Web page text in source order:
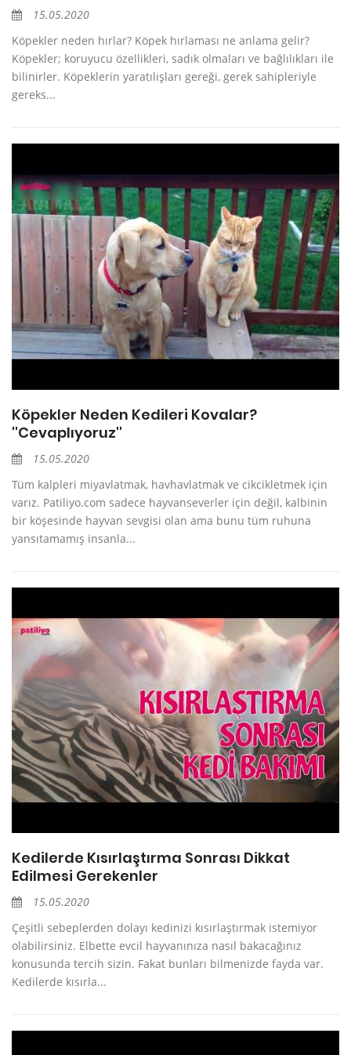
15.05.2020
Köpekler neden hırlar? Köpek hırlaması ne anlama gelir?
Köpekler; koruyucu özellikleri, sadık olmaları ve bağlılıkları ile
bilinirler. Köpeklerin yaratılışları gereği, gerek sahipleriyle
gereks...
Köpekler Neden Kedileri Kovalar?
''Cevaplıyoruz''
15.05.2020
Tüm kalpleri miyavlatmak, havhavlatmak ve cikcikletmek için
varız. Patiliyo.com sadece hayvanseverler için değil, kalbinin
bir köşesinde hayvan sevgisi olan ama bunu tüm ruhuna
yansıtamamış insanla...
Kedilerde Kısırlaştırma Sonrası Dikkat
Edilmesi Gerekenler
15.05.2020
Çeşitli sebeplerden dolayı kedinizi kısırlaştırmak istemiyor
olabilirsiniz. Elbette evcil hayvanınıza nasıl bakacağınız
konusunda tercih sizin. Fakat bunları bilmenizde fayda var.
Kedilerde kısırla...